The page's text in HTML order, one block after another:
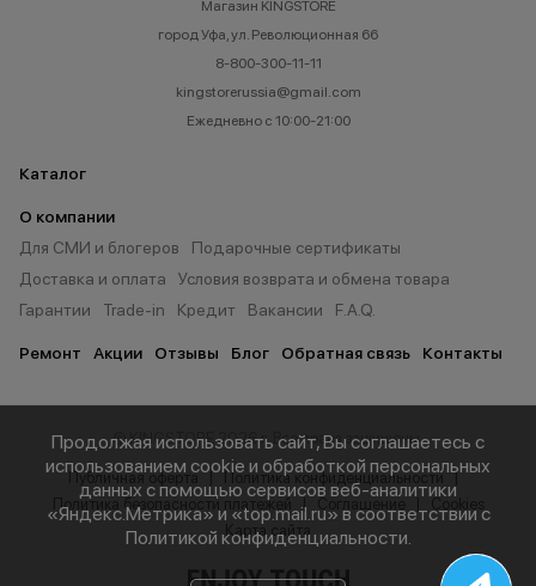
Магазин KINGSTORE
город Уфа, ул. Революционная 66
8-800-300-11-11
kingstorerussia@gmail.com
Ежедневно с 10:00-21:00
Каталог
О компании
Для СМИ и блогеров
Подарочные сертификаты
Доставка и оплата
Условия возврата и обмена товара
Гарантии
Trade-in Кредит Вакансии F.A.Q.
Ремонт Акции Отзывы Блог Обратная связь Контакты
© KINGSTORE 2026 г. Все права защищены.
Публичная оферта
Политика конфиденциальности
Политика безопасности платежей
Карта сайта
Продолжая использовать сайт, Вы соглашаетесь с
использованием cookie и обработкой персональных
данных с помощью сервисов веб-аналитики
«Яндекс.Метрика» и «top.mail.ru» в соответствии с
Политикой конфиденциальности.